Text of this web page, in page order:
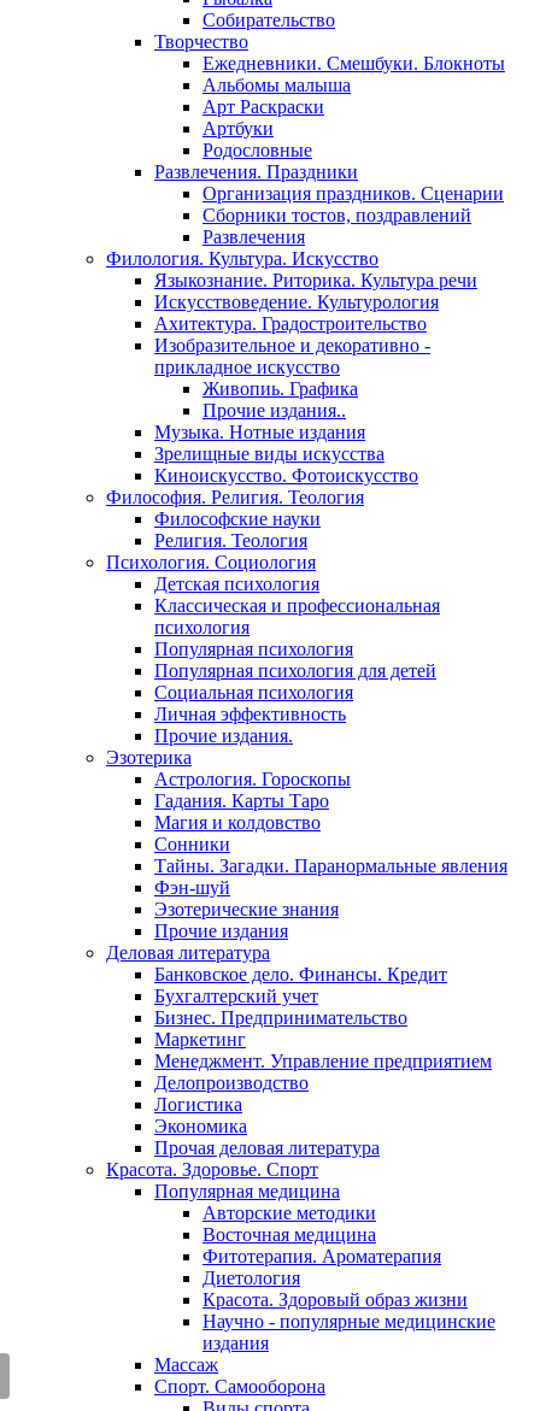
Собирательство
Творчество
Ежедневники. Смешбуки. Блокноты
Альбомы малыша
Арт Раскраски
Артбуки
Родословные
Развлечения. Праздники
Организация праздников. Сценарии
Сборники тостов, поздравлений
Развлечения
Филология. Культура. Искусство
Языкознание. Риторика. Культура речи
Искусствоведение. Культурология
Ахитектура. Градостроительство
Изобразительное и декоративно -
прикладное искусство
Живопиь. Графика
Прочие издания..
Музыка. Нотные издания
Зрелищные виды искусства
Киноискусство. Фотоискусство
Философия. Религия. Теология
Философские науки
Религия. Теология
Психология. Социология
Детская психология
Классическая и профессиональная
психология
Популярная психология
Популярная психология для детей
Социальная психология
Личная эффективность
Прочие издания.
Эзотерика
Астрология. Гороскопы
Гадания. Карты Таро
Магия и колдовство
Сонники
Тайны. Загадки. Паранормальные явления
Фэн-шуй
Эзотерические знания
Прочие издания
Деловая литература
Банковское дело. Финансы. Кредит
Бухгалтерский учет
Бизнес. Предпринимательство
Маркетинг
Менеджмент. Управление предприятием
Делопроизводство
Логистика
Экономика
Прочая деловая литература
Красота. Здоровье. Спорт
Популярная медицина
Авторские методики
Восточная медицина
Фитотерапия. Ароматерапия
Диетология
Красота. Здоровый образ жизни
Научно - популярные медицинские
издания
Массаж
Спорт. Самооборона